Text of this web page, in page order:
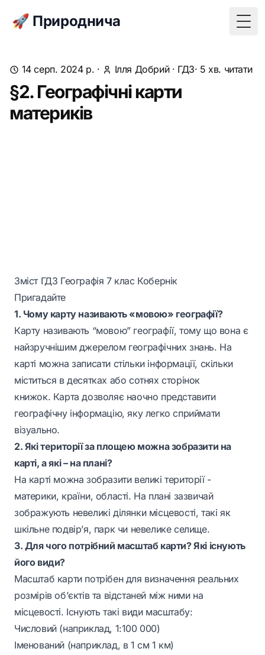
🚀 Природнича
14 серп. 2024 р. · Ілля Добрий· ГДЗ· 5 хв. читати
§2. Географічні карти
материків
Зміст ГДЗ Географія 7 клас Кобернік
Пригадайте
1. Чому карту називають «мовою» географії?
Карту називають “мовою” географії, тому що вона є
найзручнішим джерелом географічних знань. На
карті можна записати стільки інформації, скільки
міститься в десятках або сотнях сторінок
книжок. Карта дозволяє наочно представити
географічну інформацію, яку легко сприймати
візуально.
2. Які території за площею можна зобразити на
карті, а які – на плані?
На карті можна зобразити великі території -
материки, країни, області. На плані зазвичай
зображують невеликі ділянки місцевості, такі як
шкільне подвір’я, парк чи невелике селище.
3. Для чого потрібний масштаб карти? Які існують
його види?
Масштаб карти потрібен для визначення реальних
розмірів об’єктів та відстаней між ними на
місцевості. Існують такі види масштабу:
Числовий (наприклад, 1:100 000)
Іменований (наприклад, в 1 см 1 км)